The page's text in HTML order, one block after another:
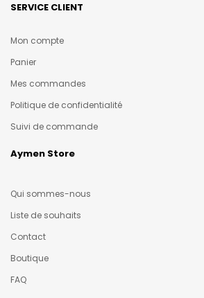
SERVICE CLIENT
Mon compte
Panier
Mes commandes
Politique de confidentialité
Suivi de commande
Aymen Store
Qui sommes-nous
Liste de souhaits
Contact
Boutique
FAQ